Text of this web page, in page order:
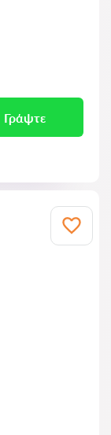
Γράψτε